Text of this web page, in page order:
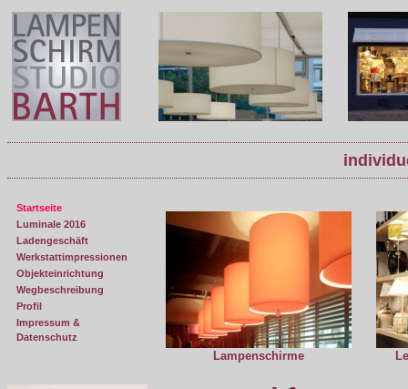
Startseite
Luminale 2016
Ladengeschäft
Werkstattimpressionen
Objekteinrichtung
Wegbeschreibung
Profil
Impressum &
Datenschutz
Lampenschirme